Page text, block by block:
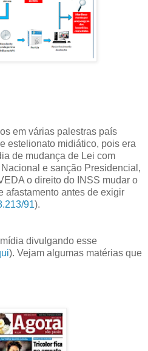
em várias palestras país
estelionato midiático, pois era
de mudança de Lei com
e sanção Presidencial,
o direito do INSS mudar o
afastamento antes de exigir
91).
divulgando esse
). Vejam algumas matérias que